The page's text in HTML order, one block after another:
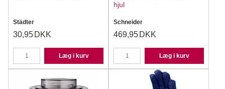
Städter
30,95 DKK
Læg i kurv
hjul
Schneider
469,95 DKK
Læg i kurv